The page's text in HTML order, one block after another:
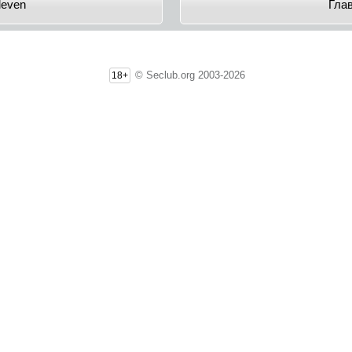
18+ © Seclub.org 2003-2026